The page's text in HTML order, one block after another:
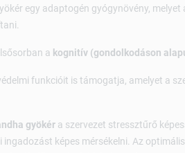
egy adaptogén gyógynövény,
a kognitív (gondolkodáson
funkcióit is támogatja, amelyet a
gyökér a szervezet stressztűrő
ingadozást képes mérsékelni. Az